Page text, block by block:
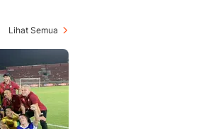
Lihat Semua